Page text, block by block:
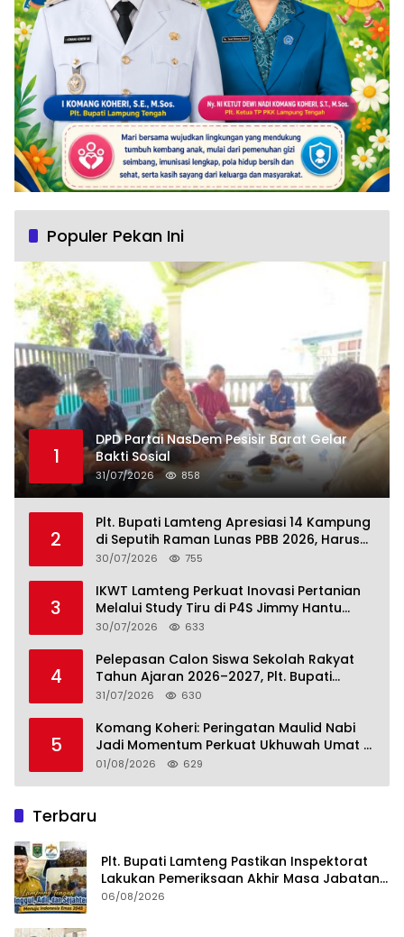
Populer Pekan Ini
1
DPD Partai NasDem Pesisir Barat Gelar
Bakti Sosial
31/07/2026 858
2
Plt. Bupati Lamteng Apresiasi 14 Kampung
di Seputih Raman Lunas PBB 2026, Harus
Jadi Contoh!
30/07/2026 755
3
IKWT Lamteng Perkuat Inovasi Pertanian
Melalui Study Tiru di P4S Jimmy Hantu
Foundation
30/07/2026 633
4
Pelepasan Calon Siswa Sekolah Rakyat
Tahun Ajaran 2026–2027, Plt. Bupati
Lamteng Tegaskan Komitmen Hadirkan
31/07/2026 630
5
Komang Koheri: Peringatan Maulid Nabi
Jadi Momentum Perkuat Ukhuwah Umat di
Lampung Tengah
01/08/2026 629
Terbaru
Plt. Bupati Lamteng Pastikan Inspektorat
Lakukan Pemeriksaan Akhir Masa Jabatan
51 Kepala Kampung
06/08/2026